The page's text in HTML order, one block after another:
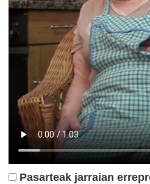
Pasarteak jarraian